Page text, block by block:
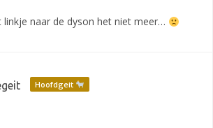
naar de dyson het niet meer…
Hoofdgeit